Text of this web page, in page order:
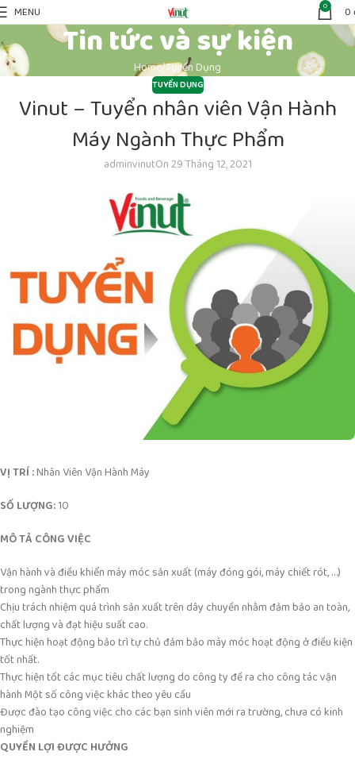
MENU 0 0
Tin tức và sự kiện
Home Tuyển Dụng
TUYỂN DỤNG
Vinut – Tuyển nhân viên Vận Hành
Máy Ngành Thực Phẩm
adminvinutOn 29 Tháng 12, 2021
VỊ TRÍ :Nhân Viên Vận Hành Máy
SỐ LƯỢNG:10
MÔ TẢ CÔNG VIỆC
Vận hành và điều khiển máy móc sản xuất (máy đóng gói, máy chiết rót, …)
trong ngành thực phẩm
Chịu trách nhiệm quá trình sản xuất trên dây chuyền nhằm đảm bảo an toàn,
chất lượng và đạt hiệu suất cao.
Thực hiện hoạt động bảo trì tự chủ đảm bảo máy móc hoạt động ở điều kiện
tốt nhất.
Thực hiện tốt các mục tiêu chất lượng do công ty đề ra cho công tác vận
hành Một số công việc khác theo yêu cầu
Được đào tạo công việc cho các bạn sinh viên mới ra trường, chưa có kinh
nghiệm
QUYỀN LỢI ĐƯỢC HƯỞNG